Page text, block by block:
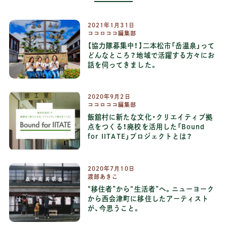
2021年1月31日
ココロココ編集部
【協力隊募集中！】二本松市「岳温泉」って
どんなところ？地域で活躍する方々にお
話を伺ってきました。
2020年9月2日
ココロココ編集部
飯舘村に新たな文化・クリエイティブ拠
点をつくる！廃校を活用した「Bound
for IITATE」プロジェクトとは？
2020年7月10日
渡部あきこ
“移住者”から“生活者”へ。ニューヨーク
から西会津町に移住したアーティスト
が、今思うこと。